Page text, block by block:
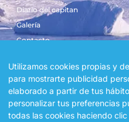
Diario del capitan
Galería
Contacto
@ 2026 Asociación Deportiva
Utilizamos cookies propias y
para mostrarte publicidad
elaborado a partir de tus
personalizar tus preferencias
todas las cookies haciendo